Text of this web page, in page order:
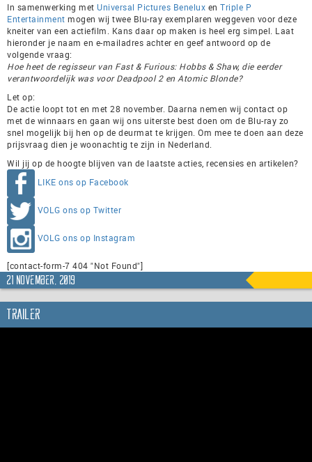
In samenwerking met Universal Pictures Benelux en Triple P
Entertainment mogen wij twee Blu-ray exemplaren weggeven voor deze
kneiter van een actiefilm. Kans daar op maken is heel erg simpel. Laat
hieronder je naam en e-mailadres achter en geef antwoord op de
volgende vraag:
Hoe heet de regisseur van Fast & Furious: Hobbs & Shaw, die eerder
verantwoordelijk was voor Deadpool 2 en Atomic Blonde?
Let op:
De actie loopt tot en met 28 november. Daarna nemen wij contact op
met de winnaars en gaan wij ons uiterste best doen om de Blu-ray zo
snel mogelijk bij hen op de deurmat te krijgen. Om mee te doen aan deze
prijsvraag dien je woonachtig te zijn in Nederland.
Wil jij op de hoogte blijven van de laatste acties, recensies en artikelen?
LIKE ons op Facebook
VOLG ons op Twitter
VOLG ons op Instagram
[contact-form-7 404 "Not Found"]
21 november, 2019
Trailer